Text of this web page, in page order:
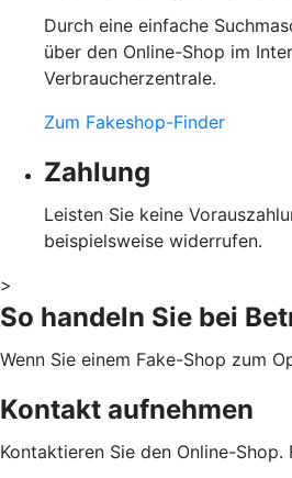
Durch eine einfache
über den Online-Shop im
Verbraucherzentrale.
Zum Fakeshop-Finder
Zahlung
Leisten Sie keine
beispielsweise widerrufen.
>
So handeln Sie bei
Wenn Sie einem Fake-Shop zum
Kontakt aufnehmen
Kontaktieren Sie den Online-